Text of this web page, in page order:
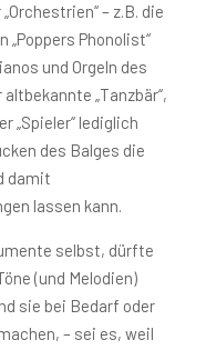
– z.B. die
Phonolist“
und Orgeln des
„Tanzbär“,
„Spieler“ lediglich
des Balges die
damit
lassen kann.
selbst, dürfte
(und Melodien)
sie bei Bedarf oder
– sei es, weil